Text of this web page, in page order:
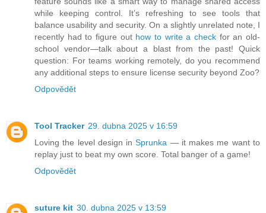
while keeping control. It’s refreshing to see tools that
balance usability and security. On a slightly unrelated note, I
recently had to figure out how to write a check for an old-
school vendor—talk about a blast from the past! Quick
question: For teams working remotely, do you recommend
any additional steps to ensure license security beyond Zoo?
Odpovědět
Tool Tracker 29. dubna 2025 v 16:59
Loving the level design inSprunka — it makes me want to
replay just to beat my own score. Total banger of a game!
Odpovědět
suture kit 30. dubna 2025 v 13:59